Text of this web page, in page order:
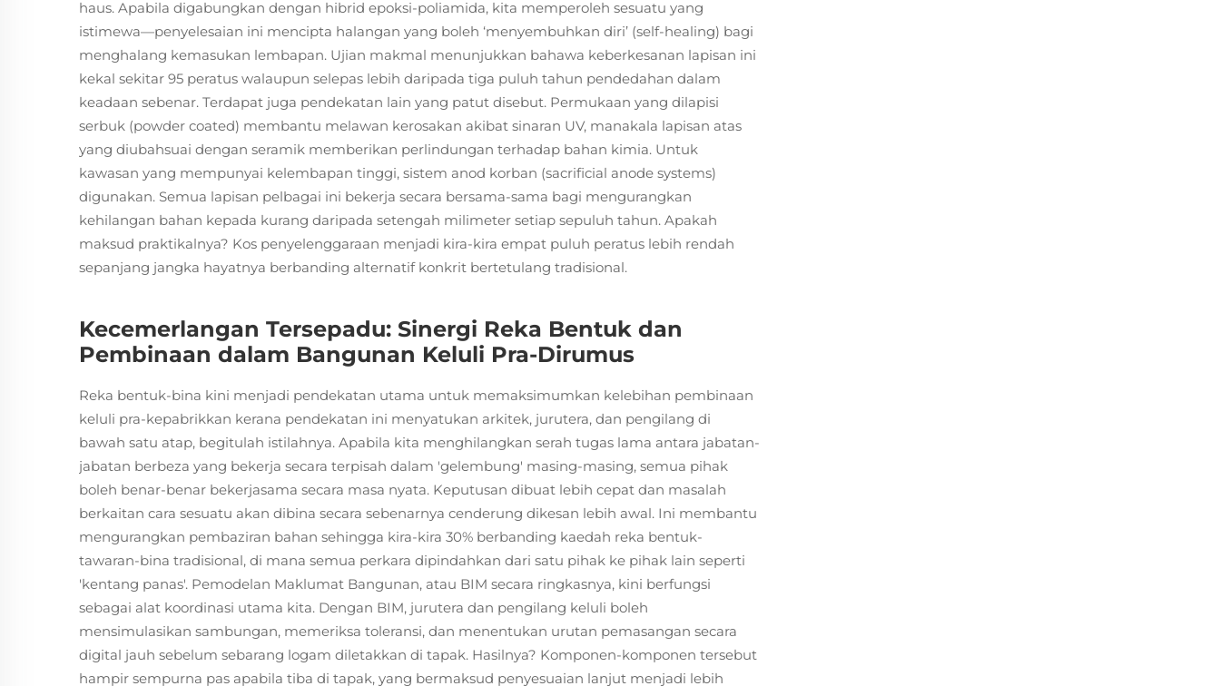
haus. Apabila digabungkan dengan hibrid epoksi-poliamida, kita memperoleh sesuatu yang
istimewa—penyelesaian ini mencipta halangan yang boleh ‘menyembuhkan diri’ (self-healing) bagi
menghalang kemasukan lembapan. Ujian makmal menunjukkan bahawa keberkesanan lapisan ini
kekal sekitar 95 peratus walaupun selepas lebih daripada tiga puluh tahun pendedahan dalam
keadaan sebenar. Terdapat juga pendekatan lain yang patut disebut. Permukaan yang dilapisi
serbuk (powder coated) membantu melawan kerosakan akibat sinaran UV, manakala lapisan atas
yang diubahsuai dengan seramik memberikan perlindungan terhadap bahan kimia. Untuk
kawasan yang mempunyai kelembapan tinggi, sistem anod korban (sacrificial anode systems)
digunakan. Semua lapisan pelbagai ini bekerja secara bersama-sama bagi mengurangkan
kehilangan bahan kepada kurang daripada setengah milimeter setiap sepuluh tahun. Apakah
maksud praktikalnya? Kos penyelenggaraan menjadi kira-kira empat puluh peratus lebih rendah
sepanjang jangka hayatnya berbanding alternatif konkrit bertetulang tradisional.
Kecemerlangan Tersepadu: Sinergi Reka Bentuk dan
Pembinaan dalam Bangunan Keluli Pra-Dirumus
Reka bentuk-bina kini menjadi pendekatan utama untuk memaksimumkan kelebihan pembinaan
keluli pra-kepabrikkan kerana pendekatan ini menyatukan arkitek, jurutera, dan pengilang di
bawah satu atap, begitulah istilahnya. Apabila kita menghilangkan serah tugas lama antara jabatan-
jabatan berbeza yang bekerja secara terpisah dalam 'gelembung' masing-masing, semua pihak
boleh benar-benar bekerjasama secara masa nyata. Keputusan dibuat lebih cepat dan masalah
berkaitan cara sesuatu akan dibina secara sebenarnya cenderung dikesan lebih awal. Ini membantu
mengurangkan pembaziran bahan sehingga kira-kira 30% berbanding kaedah reka bentuk-
tawaran-bina tradisional, di mana semua perkara dipindahkan dari satu pihak ke pihak lain seperti
'kentang panas'. Pemodelan Maklumat Bangunan, atau BIM secara ringkasnya, kini berfungsi
sebagai alat koordinasi utama kita. Dengan BIM, jurutera dan pengilang keluli boleh
mensimulasikan sambungan, memeriksa toleransi, dan menentukan urutan pemasangan secara
digital jauh sebelum sebarang logam diletakkan di tapak. Hasilnya? Komponen-komponen tersebut
hampir sempurna pas apabila tiba di tapak, yang bermaksud penyesuaian lanjut menjadi lebih